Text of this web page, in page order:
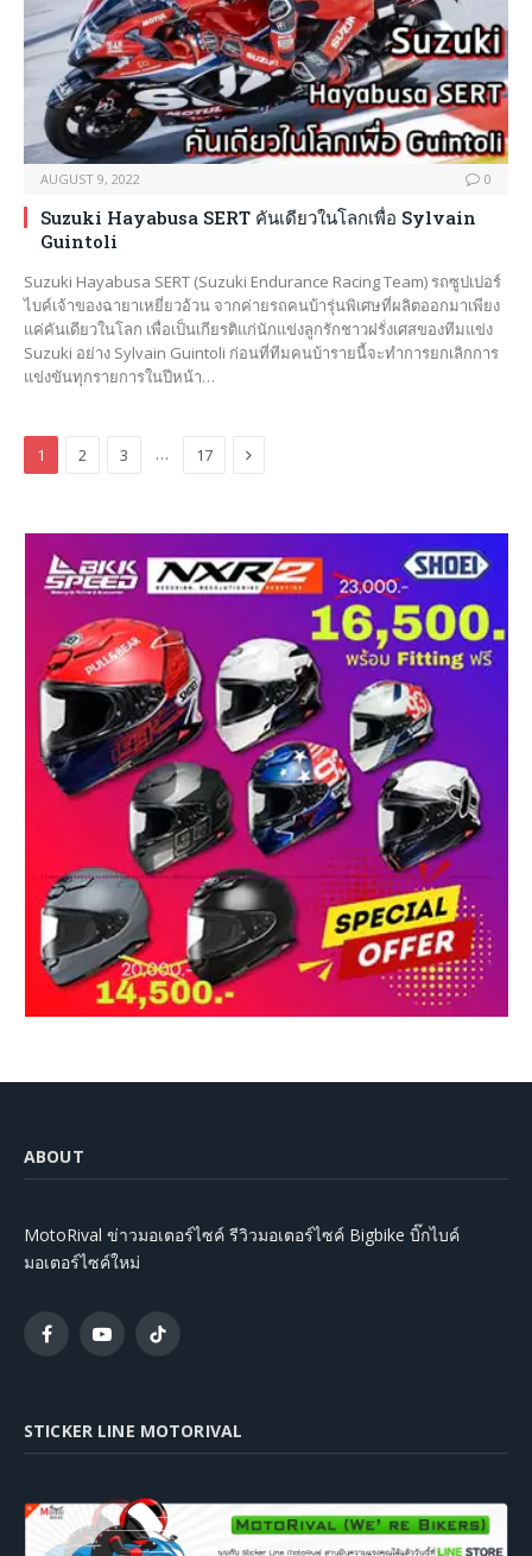
AUGUST 9, 2022 0
Suzuki Hayabusa SERT คันเดียวในโลกเพื่อ Sylvain
Guintoli
Suzuki Hayabusa SERT (Suzuki Endurance Racing Team) รถซูปเปอร์
ไบค์เจ้าของฉายาเหยี่ยวอ้วน จากค่ายรถคนบ้ารุ่นพิเศษที่ผลิตออกมาเพียง
แค่คันเดียวในโลก เพื่อเป็นเกียรติแก่นักแข่งลูกรักชาวฝรั่งเศสของทีมแข่ง
Suzuki อย่าง Sylvain Guintoli ก่อนที่ทีมคนบ้ารายนี้จะทำการยกเลิกการ
แข่งขันทุกรายการในปีหน้า…
1 2 3 … 17 Next
ABOUT
MotoRival ข่าวมอเตอร์ไซค์ รีวิวมอเตอร์ไซค์ Bigbike บิ๊กไบค์
มอเตอร์ไซค์ใหม่
FacebookYouTubeTikTok
STICKER LINE MOTORIVAL